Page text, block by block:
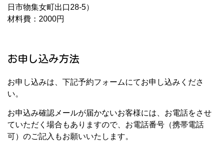
日市物集女町出口28-5）
材料費：2000円
お申し込み方法
お申し込みは、下記予約フォームにてお申し込みくださ
い。
お申込み確認メールが届かないお客様には、お電話をさせ
ていただく場合もありますので、お電話番号（携帯電話
可）のご記入もお願いいたします。